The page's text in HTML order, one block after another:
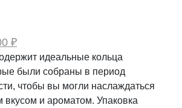
₽.
₽Текущая
235,00 ₽.идеальные кольца
были собраны в период
чтобы вы могли наслаждаться
и ароматом. Упаковка